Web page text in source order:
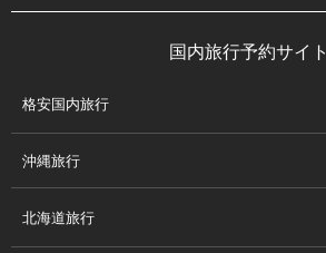
国内旅行予約サイト
格安国内旅行
沖縄旅行
北海道旅行